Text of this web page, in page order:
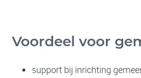
Voordeel voor
support bij inrichting